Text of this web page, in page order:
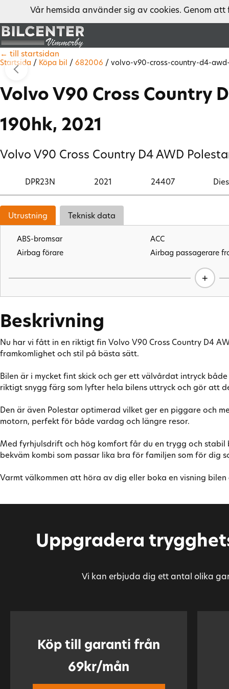
Startsida / Köpa bil / 682006 / volvo-v90-cross-country-d4-
← till startsidan
Volvo V90 Cross Country
190hk, 2021
Volvo V90 Cross Country D4 AWD
DPR23N 2021 24407
Utrustning Teknisk data
ABS-bromsar ACC
Airbag förare
Airbag passagerare
Avbländande
Bluetooth (handsfree)
Dragkrok
Elhissar (fram och bak)
Eluppvärmd vindruta
Euro NCAP 5
Fartbegränsare
Farthållare (köassist)
Fjärrstyrd start
ISOFIX-fästen bak
Keyless
LED Strålkastare
Läslampa
Motorvärmare (med tidur)
Multifunktionsratt
Rails
Rattvärme
Sminkspegel
Start-/stoppfunktion
Yttertemperaturmätare
MOMS
+
Beskrivning
Nu har vi fått in en riktigt fin Volvo V90 Cross Country D4
framkomlighet och stil på bästa sätt.
Bilen är i mycket fint skick och ger ett välvårdat intryck
riktigt snygg färg som lyfter hela bilens uttryck och gör att
Den är även Polestar optimerad vilket ger en piggare och
motorn, perfekt för både vardag och längre resor.
Med fyrhjulsdrift och hög komfort får du en trygg och stabil
bekväm kombi som passar lika bra för familjen som för dig
Varmt välkommen att höra av dig eller boka en visning
Uppgradera
Vi kan erbjuda dig ett antal olika
Köp till garanti från
69kr/mån
Vår hemsida använder sig av cookies. Genom